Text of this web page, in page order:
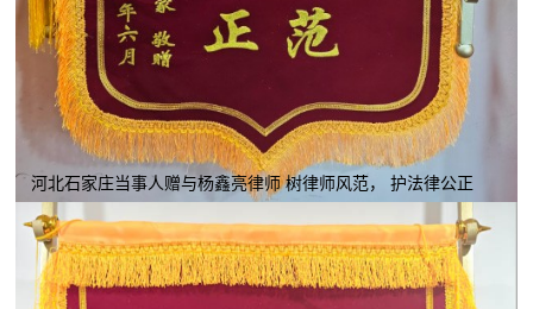
河北石家庄当事人赠与杨鑫亮律师 树律师风范， 护法律公正